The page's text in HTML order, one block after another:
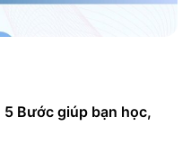
5 Bước giúp bạn học,